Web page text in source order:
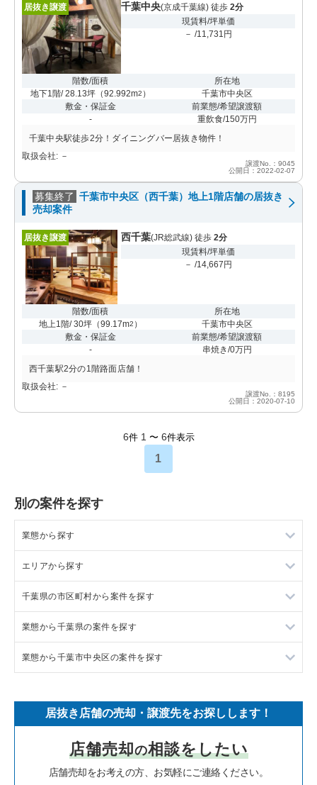
居抜き譲渡 千葉中央(京成千葉線) 徒歩 2分
現賃料/坪単価
－ /11,731円
階数/面積
地下1階/ 28.13坪（92.992m2 ）
所在地
千葉市中央区
敷金・保証金
-
前業態/希望譲渡額
重飲食/150万円
千葉中央駅徒歩2分！ダイニングバー居抜き物件！
取扱会社: －
譲渡No.：9045
公開日：2022-02-07
募集終了 千葉市中央区（西千葉）地上1階店舗の居抜き
売却案件
居抜き譲渡 西千葉(JR総武線) 徒歩 2分
現賃料/坪単価
－ /14,667円
階数/面積
地上1階/ 30坪（99.17m2 ）
所在地
千葉市中央区
敷金・保証金
-
前業態/希望譲渡額
串焼き/0万円
西千葉駅2分の1階路面店舗！
取扱会社: －
譲渡No.：8195
公開日：2020-07-10
6件 1 〜 6件表示
1
別の案件を探す
業態から探す
ラーメンの居抜き売却物件の案件一覧
フランス料理の居抜き売却物件の案件一覧
イタリア料理の居抜き売却物件の案件一覧
中華の居抜き売却物件の案件一覧
寿司の居抜き売却物件の案件一覧
焼肉の居抜き売却物件の案件一覧
鉄板焼き・お好み焼の居抜き売却物件の案件一覧
エリアから探す
東京23区の飲食店の居抜き売却物件の案件一覧
東京都下の飲食店の居抜き売却物件の案件一覧
千葉県の飲食店の居抜き売却物件の案件一覧
神奈川県の飲食店の居抜き売却物件の案件一覧
大阪府の飲食店の居抜き売却物件の案件一覧
兵庫県の飲食店の居抜き売却物件の案件一覧
千葉県の市区町村から案件を探す
船橋市の飲食店の居抜き売却物件の案件一覧
鎌ヶ谷市の飲食店の居抜き売却物件の案件一覧
浦安市の飲食店の居抜き売却物件の案件一覧
市川市の飲食店の居抜き売却物件の案件一覧
松戸市の飲食店の居抜き売却物件の案件一覧
業態から千葉県の案件を探す
千葉県のラーメンの居抜き売却物件の案件一覧
千葉県のイタリア料理の居抜き売却物件の案件一覧
千葉県の中華の居抜き売却物件の案件一覧
千葉県のそば・うどんの居抜き売却物件の案件一覧
業態から千葉市中央区の案件を探す
千葉市中央区のフランス料理の居抜き売却物件の案件一覧
千葉市中央区のイタリア料理の居抜き売却物件の案件一覧
千葉市中央区の中華の居抜き売却物件の案件一覧
居抜き店舗の売却・譲渡先をお探しします！
店舗売却の相談をしたい
店舗売却をお考えの方、お気軽にご連絡ください。